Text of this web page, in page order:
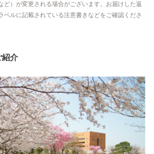
ど）が変更される場合がございます。お届けした返
ベルに記載されている注意書きなどをご確認くださ
紹介